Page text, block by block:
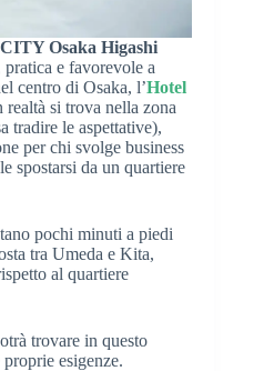
Osaka Higashi
e favorevole a
centro di Osaka, l’Hotel
realtà si trova nella zona
tradire le aspettative),
per chi svolge business
spostarsi da un quartiere
pochi minuti a piedi
tra Umeda e Kita,
al quartiere
trovare in questo
esigenze.